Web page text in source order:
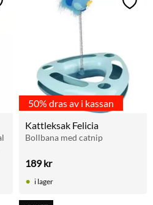
till i favoriter
50% dras av i kassan
Kattleksak Felicia
Bollbana med catnip
189kr
Lägg
i lager